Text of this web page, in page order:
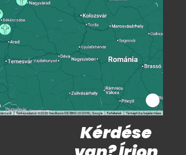
Kérdése